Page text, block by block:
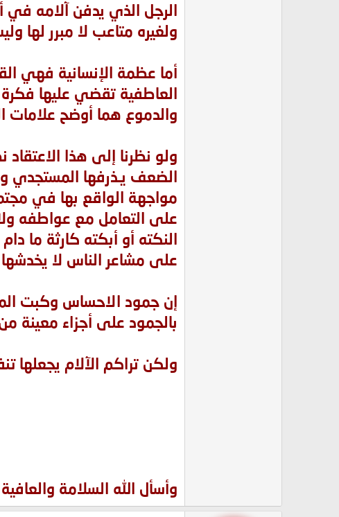
الرجل الذي يدفن آلامه في
ولغيره متاعب لا مبرر لها
أما عظمة الإنسانية فهي
العاطفية تقضي عليها فكرة
والدموع هما أوضح
ولو نظرنا إلى هذا
الضعف يـذرفها المستجدي
مواجهة الواقع بها في
على التعامل مع عواطفه
النكته أو أبكته كارثة ما
على مشاعر الناس لا يخدشها
إن جمود الاحساس وكبت
بالجمود على أجزاء معينة
ولكن تراكم الآلام يجعلها
وأسأل الله السلامة